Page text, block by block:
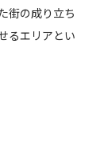
街の成り立ち
るエリアとい